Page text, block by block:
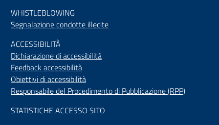
WHISTLEBLOWING
Segnalazione condotte illecite
ACCESSIBILITÀ
Dichiarazione di accessibilità
Feedback accessibilità
Obiettivi di accessibilità
Responsabile del Procedimento di Pubblicazione (RPP)
STATISTICHE ACCESSO SITO